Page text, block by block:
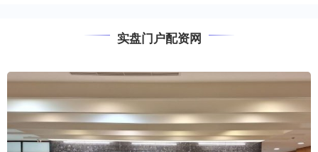
实盘门户配资网